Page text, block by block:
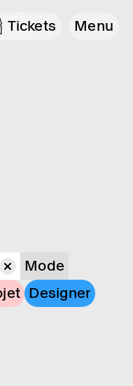
Tickets Menu
Mode
Designer